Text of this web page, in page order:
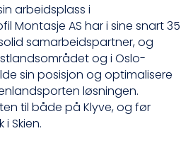
arbeidsplass i
Montasje AS har i sine snart 35
samarbeidspartner, og
og i Oslo-
sin posisjon og optimalisere
løsningen.
til både på Klyve, og før
Skien.